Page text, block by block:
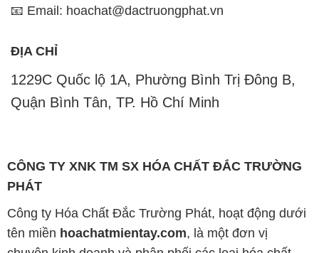
📧 Email: hoachat@dactruongphat.vn
ĐỊA CHỈ
1229C Quốc lộ 1A, Phường Bình Trị Đông B,
Quận Bình Tân, TP. Hồ Chí Minh
CÔNG TY XNK TM SX HÓA CHẤT ĐẮC TRƯỜNG
PHÁT
Công ty Hóa Chất Đắc Trường Phát, hoạt động dưới
tên miền hoachatmientay.com, là một đơn vị